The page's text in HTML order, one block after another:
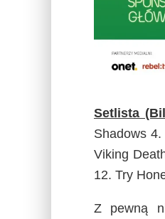
Setlista
Shadows
Viking
12. Try
Z pewną